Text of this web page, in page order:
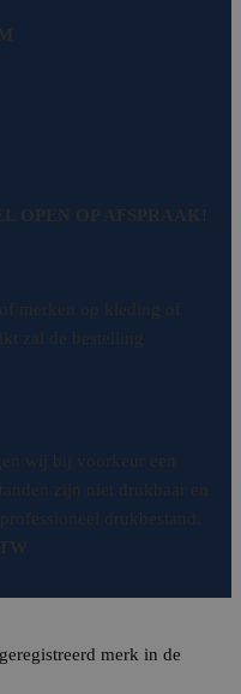
OPEN OP AFSPRAAK!
merken op kleding of
zal de bestelling
wij bij voorkeur een
zijn niet drukbaar en
drukbestand.
merk in de